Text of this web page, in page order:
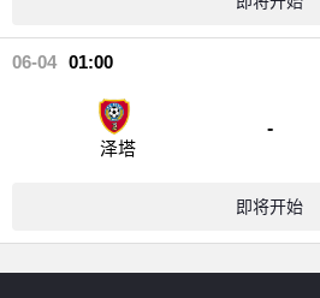
01:00
06-04
泽塔
-
即将开始